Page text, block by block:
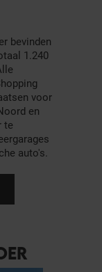
je zelf
kun je